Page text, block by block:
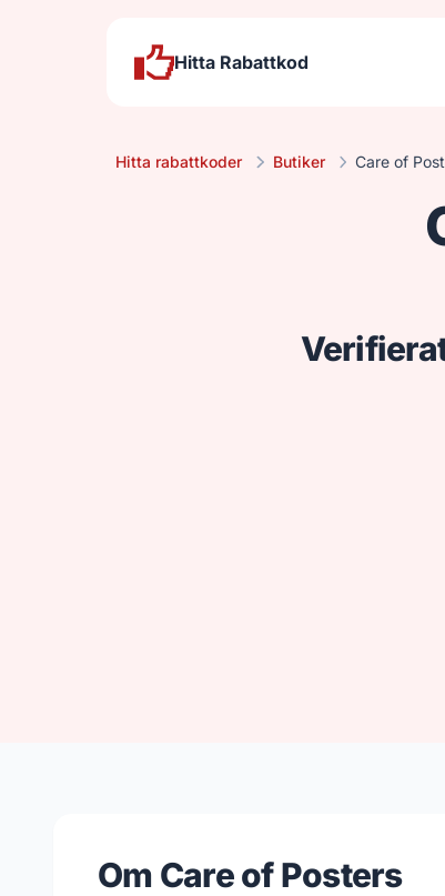
Hitta Rabattkod
Hitta rabattkoder Butiker Care of
Om Care of Posters